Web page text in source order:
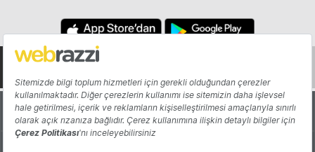
Hakkında Yazarlar